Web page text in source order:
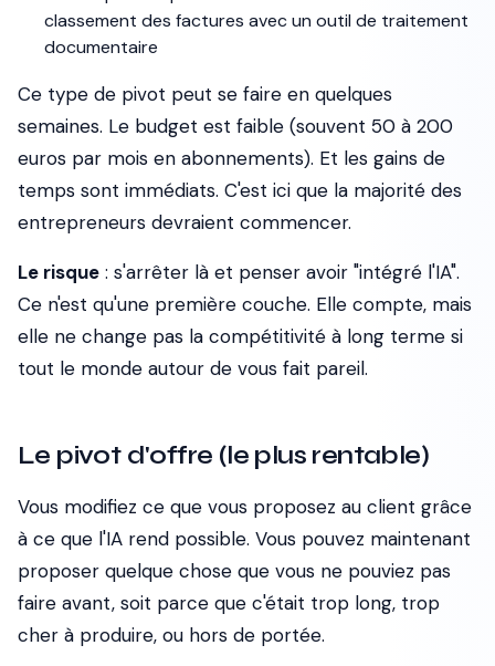
classement des factures avec un outil de traitement
documentaire
Ce type de pivot peut se faire en quelques
semaines. Le budget est faible (souvent 50 à 200
euros par mois en abonnements). Et les gains de
temps sont immédiats. C'est ici que la majorité des
entrepreneurs devraient commencer.
Le risque : s'arrêter là et penser avoir "intégré l'IA".
Ce n'est qu'une première couche. Elle compte, mais
elle ne change pas la compétitivité à long terme si
tout le monde autour de vous fait pareil.
Le pivot d'offre (le plus rentable)
Vous modifiez ce que vous proposez au client grâce
à ce que l'IA rend possible. Vous pouvez maintenant
proposer quelque chose que vous ne pouviez pas
faire avant, soit parce que c'était trop long, trop
cher à produire, ou hors de portée.